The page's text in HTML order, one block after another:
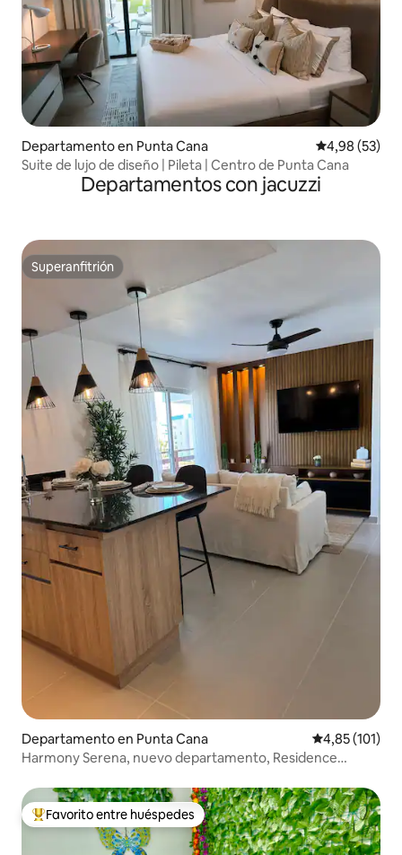
Departamento en Punta Cana Calificación
4,98 (53)
Suite de lujo de diseño | Pileta | Centro de Punta Cana
Departamentos con jacuzzi
Superanfitrión
Superanfitrión
Departamento en Punta Cana Calificación
4,85 (101)
Harmony Serena, nuevo departamento, Residence
Favorito entre los huéspedes más destacados
Favorito entre huéspedes